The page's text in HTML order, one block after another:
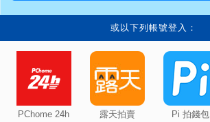
或以下列帳號登入：
PChome 24h 露天拍賣 Pi 拍錢包